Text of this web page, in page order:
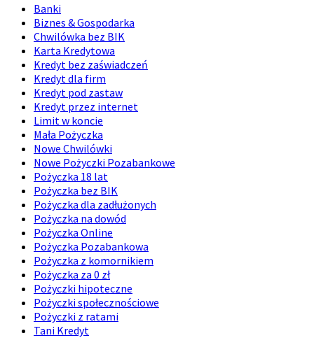
Banki
Biznes & Gospodarka
Chwilówka bez BIK
Karta Kredytowa
Kredyt bez zaświadczeń
Kredyt dla firm
Kredyt pod zastaw
Kredyt przez internet
Limit w koncie
Mała Pożyczka
Nowe Chwilówki
Nowe Pożyczki Pozabankowe
Pożyczka 18 lat
Pożyczka bez BIK
Pożyczka dla zadłużonych
Pożyczka na dowód
Pożyczka Online
Pożyczka Pozabankowa
Pożyczka z komornikiem
Pożyczka za 0 zł
Pożyczki hipoteczne
Pożyczki społecznościowe
Pożyczki z ratami
Tani Kredyt